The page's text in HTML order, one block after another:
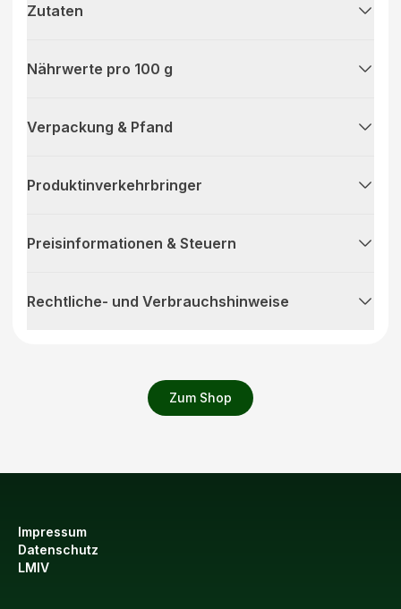
Zum Shop
Zutaten
Nährwerte pro 100 g
Verpackung & Pfand
Produktinverkehrbringer
Preisinformationen & Steuern
Rechtliche- und Verbrauchshinweise
Impressum
Datenschutz
LMIV